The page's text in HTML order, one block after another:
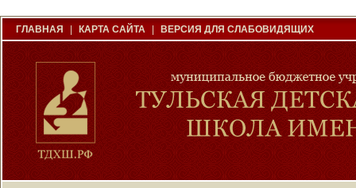
ГЛАВНАЯ КАРТА САЙТА ВЕРСИЯ ДЛЯ СЛАБОВИДЯЩИХ